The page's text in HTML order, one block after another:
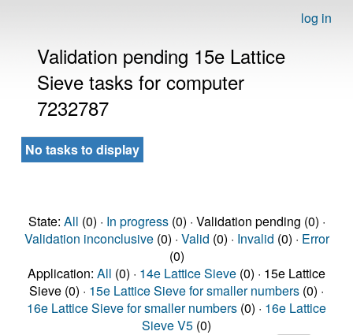
log in
Validation pending 15e Lattice
Sieve tasks for computer
7232787
No tasks to display
State: All (0) · In progress(0) · Validation pending (0) ·
Validation inconclusive(0) · Valid (0) · Invalid (0) · Error
(0)
Application: All (0) · 14e Lattice Sieve (0) · 15e Lattice
Sieve (0) · 15e Lattice Sieve for smaller numbers (0) ·
16e Lattice Sieve for smaller numbers (0) · 16e Lattice
Sieve V5 (0)